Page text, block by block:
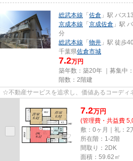
総武本線 「佐倉 」駅 バス
京成本線 「京成佐倉 」駅
分
総武本線 「物井 」駅 徒歩
千葉県佐倉市城
7.2万円
築年数：築20年 ｜募集中：
階数：2階建
☆不動産サービスを追求し、価値あるコーデ
7.2万円
(管理費・共益費
敷：0ヶ月｜礼：2
所在階：1-2階
間取り：2DK
面積：59.62㎡